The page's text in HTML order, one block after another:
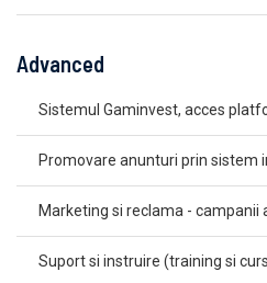
Advanced
Sistemul Gaminvest, acces
Promovare anunturi prin sistem
Marketing si reclama - campanii
Suport si instruire (training si